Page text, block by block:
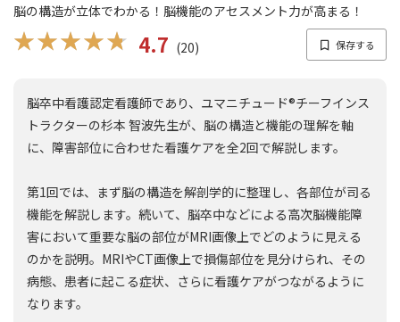
脳の構造が立体でわかる！脳機能のアセスメント力が高まる！
★★★★★
★★★★★ 4.7 (20)
脳卒中看護認定看護師であり、ユマニチュード®チーフインス
トラクターの杉本 智波先生が、脳の構造と機能の理解を軸
に、障害部位に合わせた看護ケアを全2回で解説します。
第1回では、まず脳の構造を解剖学的に整理し、各部位が司る
機能を解説します。続いて、脳卒中などによる高次脳機能障
害において重要な脳の部位がMRI画像上でどのように見える
のかを説明。MRIやCT画像上で損傷部位を見分けられ、その
病態、患者に起こる症状、さらに看護ケアがつながるように
なります。